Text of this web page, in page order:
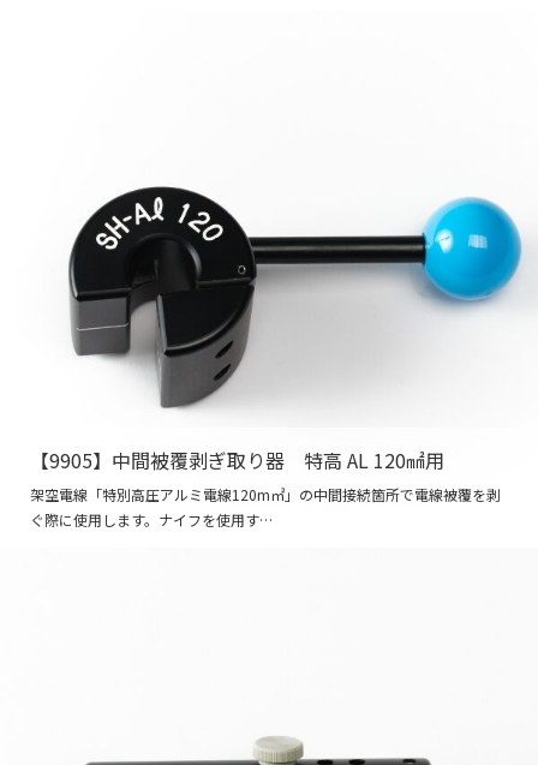
【9905】中間被覆剥ぎ取り器 特高 AL 120㎟用
架空電線「特別高圧アルミ電線120m㎡」の中間接続箇所で電線被覆を剥
ぐ際に使用します。ナイフを使用す…